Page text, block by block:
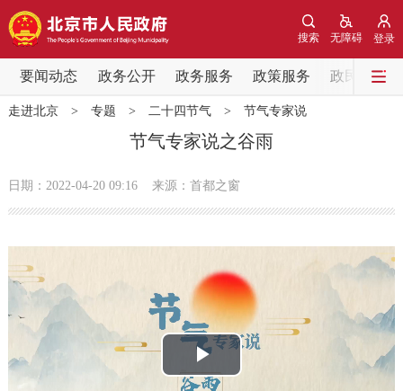
登录
无障碍
搜索
要闻动态 政务公开 政务服务 政策服务 政民互动
要闻动态
党中央精神 国务院信息 中央部委动态
政务公开
市领导 机构职能 政策服务
走进北京> 专题 > 二十四节气> 节气专家说
节气专家说之谷雨
日期：2022-04-20 09:16 来源：首都之窗
播